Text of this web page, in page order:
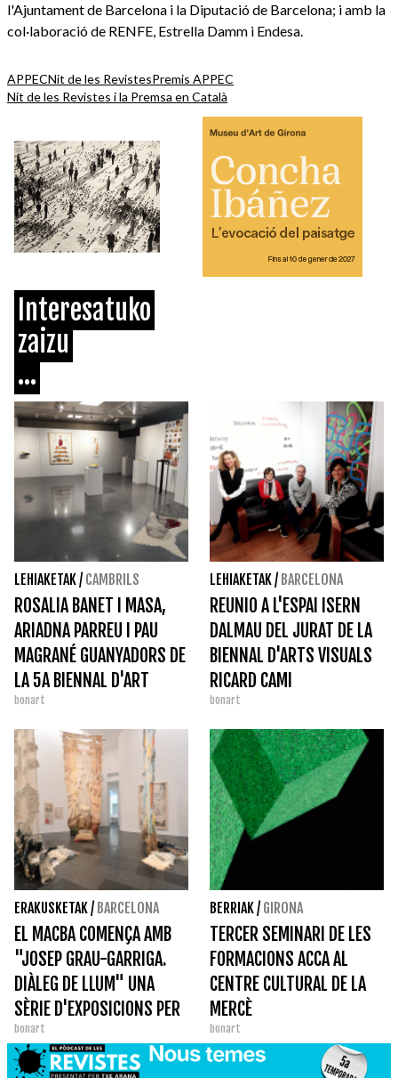
l'Ajuntament de Barcelona i la Diputació de Barcelona; i amb la
col·laboració de RENFE, Estrella Damm i Endesa.
APPECNit de les RevistesPremis APPEC
Nit de les Revistes i la Premsa en Català
Interesatuko
zaizu
...
LEHIAKETAK/ CAMBRILS
ROSALIA BANET I MASA,
ARIADNA PARREU I PAU
MAGRANÉ GUANYADORS DE
LA 5A BIENNAL D'ART
CONTEMPORANI
GASTRONÒMIC
bonart
LEHIAKETAK/ BARCELONA
REUNIO A L'ESPAI ISERN
DALMAU DEL JURAT DE LA
BIENNAL D'ARTS VISUALS
RICARD CAMI
bonart
ERAKUSKETAK/ BARCELONA
EL MACBA COMENÇA AMB
"JOSEP GRAU-GARRIGA.
DIÀLEG DE LLUM" UNA
SÈRIE D'EXPOSICIONS PER
POTENCIAR ARTISTES NO
PROU VISIBILITZATS
bonart
BERRIAK/ GIRONA
TERCER SEMINARI DE LES
FORMACIONS ACCA AL
CENTRE CULTURAL DE LA
MERCÈ
bonart